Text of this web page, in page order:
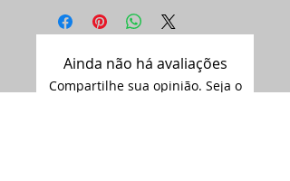
Ainda não há avaliações
Compartilhe sua opinião. Seja o